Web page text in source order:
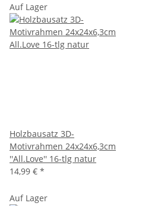
Auf Lager
Holzbausatz 3D-
Motivrahmen 24x24x6,3cm
''All.Love'' 16-tlg natur
14,99 € *
Auf Lager